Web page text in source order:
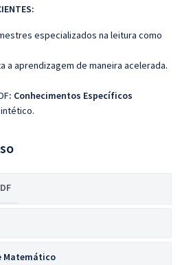
especializados na leitura como
a aprendizagem de maneira acelerada.
: Conhecimentos Específicos
Matemático